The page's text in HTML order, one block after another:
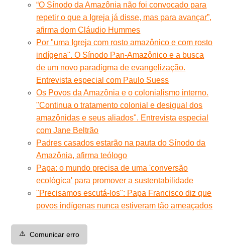
“O Sínodo da Amazônia não foi convocado para
repetir o que a Igreja já disse, mas para avançar”,
afirma dom Cláudio Hummes
Por "uma Igreja com rosto amazônico e com rosto
indígena". O Sínodo Pan-Amazônico e a busca
de um novo paradigma de evangelização.
Entrevista especial com Paulo Suess
Os Povos da Amazônia e o colonialismo interno.
"Continua o tratamento colonial e desigual dos
amazônidas e seus aliados". Entrevista especial
com Jane Beltrão
Padres casados estarão na pauta do Sínodo da
Amazônia, afirma teólogo
Papa: o mundo precisa de uma 'conversão
ecológica' para promover a sustentabilidade
"Precisamos escutá-los": Papa Francisco diz que
povos indígenas nunca estiveram tão ameaçados
⚠️ Comunicar erro